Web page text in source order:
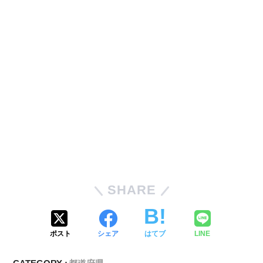
SHARE
ポスト シェア はてブ LINE